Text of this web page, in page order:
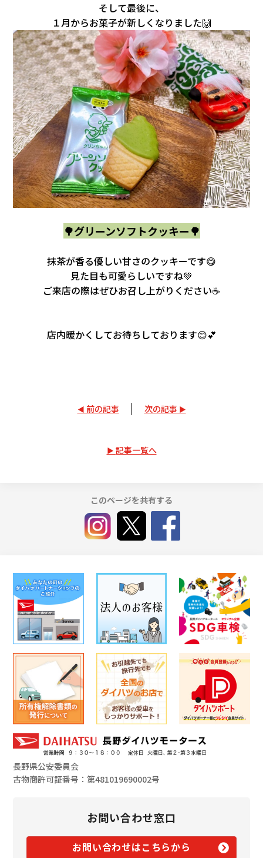
そして最後に、
１月からお菓子が新しくなりました🙌
🌳グリーンソフトクッキー🌳
抹茶が香る優しい甘さのクッキーです😋
見た目も可愛らしいですね💚
ご来店の際はぜひお召し上がりください☕
店内暖かくしてお待ちしております😊💕
前の記事 次の記事
記事一覧へ
このページを共有する
長野県公安委員会
古物商許可証番号：第481019690002号
お問い合わせ窓口
お問い合わせはこちらから